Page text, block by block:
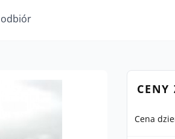
CENY
Cena